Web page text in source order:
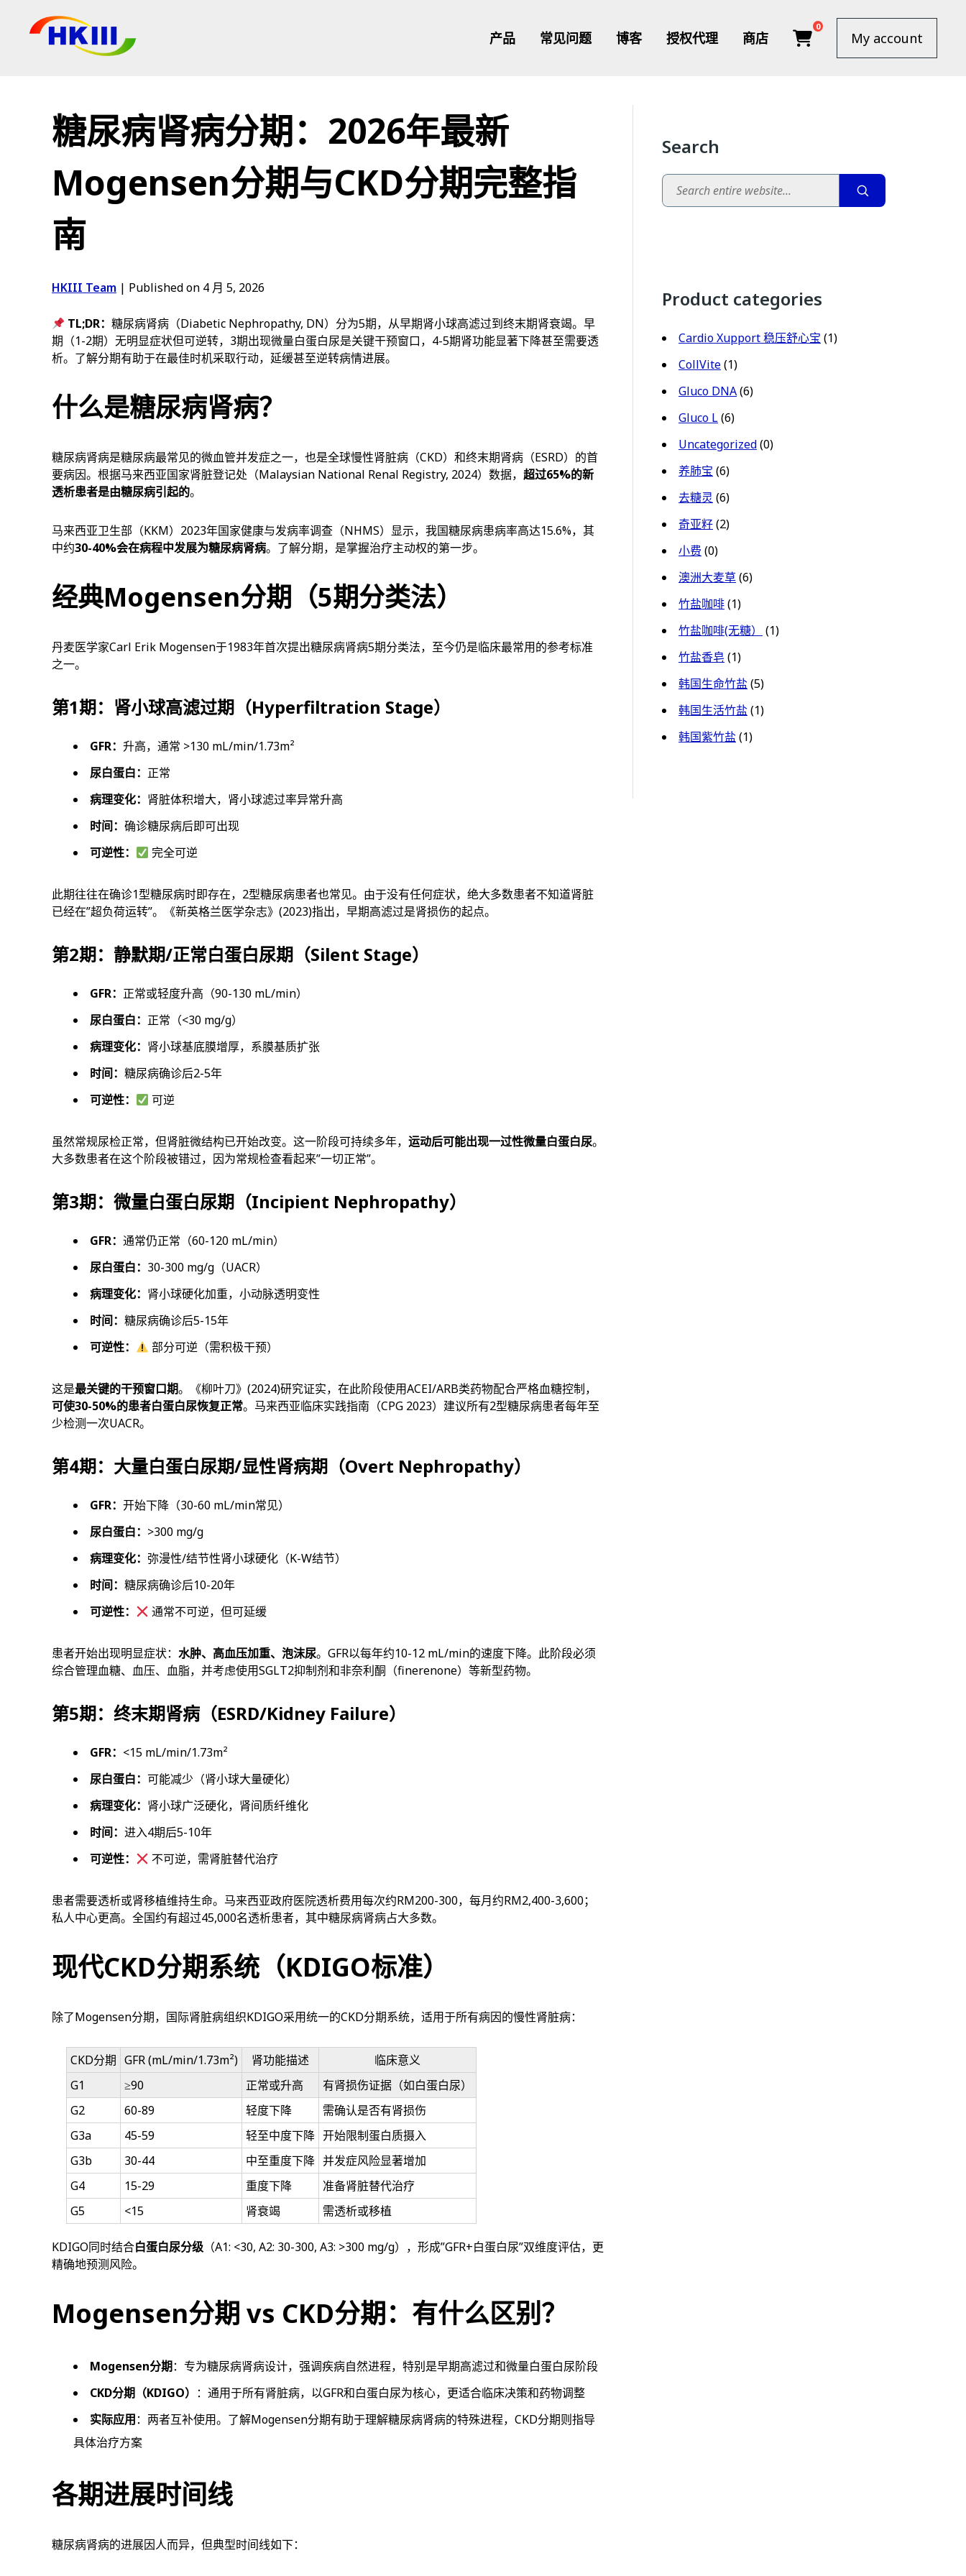
博客
商店
产品 常见问题 博客 授权代理 商店
0
My account
糖尿病肾病分期：2026年最新
Mogensen分期与CKD分期完整指
南
HKIII Team | Published on 4 月 5, 2026
TL;DR：糖尿病肾病（Diabetic Nephropathy, DN）分为5期，从早期肾小球高滤过到终末期肾衰竭。早
期（1-2期）无明显症状但可逆转，3期出现微量白蛋白尿是关键干预窗口，4-5期肾功能显著下降甚至需要透
析。了解分期有助于在最佳时机采取行动，延缓甚至逆转病情进展。
什么是糖尿病肾病？
糖尿病肾病是糖尿病最常见的微血管并发症之一，也是全球慢性肾脏病（CKD）和终末期肾病（ESRD）的首
要病因。根据马来西亚国家肾脏登记处（Malaysian National Renal Registry, 2024）数据， 超过65%的新
透析患者是由糖尿病引起的。
马来西亚卫生部（KKM）2023年国家健康与发病率调查（NHMS）显示，我国糖尿病患病率高达15.6%，其
中约30-40%会在病程中发展为糖尿病肾病。了解分期，是掌握治疗主动权的第一步。
经典Mogensen分期（5期分类法）
丹麦医学家Carl Erik Mogensen于1983年首次提出糖尿病肾病5期分类法，至今仍是临床最常用的参考标准
之一。
第1期：肾小球高滤过期（Hyperfiltration Stage）
GFR： 升高，通常 >130 mL/min/1.73m²
尿白蛋白： 正常
病理变化： 肾脏体积增大，肾小球滤过率异常升高
时间： 确诊糖尿病后即可出现
可逆性：
完全可逆
此期往往在确诊1型糖尿病时即存在，2型糖尿病患者也常见。由于没有任何症状，绝大多数患者不知道肾脏
已经在”超负荷运转”。《新英格兰医学杂志》(2023)指出，早期高滤过是肾损伤的起点。
第2期：静默期/正常白蛋白尿期（Silent Stage）
GFR： 正常或轻度升高（90-130 mL/min）
尿白蛋白： 正常（<30 mg/g）
病理变化： 肾小球基底膜增厚，系膜基质扩张
时间： 糖尿病确诊后2-5年
可逆性：
可逆
虽然常规尿检正常，但肾脏微结构已开始改变。这一阶段可持续多年， 运动后可能出现一过性微量白蛋白尿。
大多数患者在这个阶段被错过，因为常规检查看起来”一切正常”。
第3期：微量白蛋白尿期（Incipient Nephropathy）
GFR： 通常仍正常（60-120 mL/min）
尿白蛋白： 30-300 mg/g（UACR）
病理变化： 肾小球硬化加重，小动脉透明变性
时间： 糖尿病确诊后5-15年
可逆性：
部分可逆（需积极干预）
这是最关键的干预窗口期。《柳叶刀》(2024)研究证实，在此阶段使用ACEI/ARB类药物配合严格血糖控制，
可使30-50%的患者白蛋白尿恢复正常。马来西亚临床实践指南（CPG 2023）建议所有2型糖尿病患者每年至
少检测一次UACR。
第4期：大量白蛋白尿期/显性肾病期（Overt Nephropathy）
GFR： 开始下降（30-60 mL/min常见）
尿白蛋白： >300 mg/g
病理变化： 弥漫性/结节性肾小球硬化（K-W结节）
时间： 糖尿病确诊后10-20年
可逆性：
通常不可逆，但可延缓
患者开始出现明显症状： 水肿、高血压加重、泡沫尿。GFR以每年约10-12 mL/min的速度下降。此阶段必须
综合管理血糖、血压、血脂，并考虑使用SGLT2抑制剂和非奈利酮（finerenone）等新型药物。
第5期：终末期肾病（ESRD/Kidney Failure）
GFR： <15 mL/min/1.73m²
尿白蛋白： 可能减少（肾小球大量硬化）
病理变化： 肾小球广泛硬化，肾间质纤维化
时间： 进入4期后5-10年
可逆性：
不可逆，需肾脏替代治疗
患者需要透析或肾移植维持生命。马来西亚政府医院透析费用每次约RM200-300，每月约RM2,400-3,600；
私人中心更高。全国约有超过45,000名透析患者，其中糖尿病肾病占大多数。
现代CKD分期系统（KDIGO标准）
除了Mogensen分期，国际肾脏病组织KDIGO采用统一的CKD分期系统，适用于所有病因的慢性肾脏病：
CKD分期 GFR (mL/min/1.73m²) 肾功能描述
临床意义
G1
≥90 正常或升高
有肾损伤证据（如白蛋白尿）
G2
60-89 轻度下降
需确认是否有肾损伤
G3a
45-59 轻至中度下降 开始限制蛋白质摄入
G3b
30-44 中至重度下降 并发症风险显著增加
G4
15-29 重度下降
准备肾脏替代治疗
G5
<15 肾衰竭 需透析或移植
KDIGO同时结合白蛋白尿分级 （A1: <30, A2: 30-300, A3: >300 mg/g），形成”GFR+白蛋白尿”双维度评估，更
精确地预测风险。
Mogensen分期 vs CKD分期：有什么区别？
Mogensen分期：专为糖尿病肾病设计，强调疾病自然进程，特别是早期高滤过和微量白蛋白尿阶段
CKD分期（KDIGO） ：通用于所有肾脏病，以GFR和白蛋白尿为核心，更适合临床决策和药物调整
实际应用：两者互补使用。了解Mogensen分期有助于理解糖尿病肾病的特殊进程，CKD分期则指导
具体治疗方案
各期进展时间线
糖尿病肾病的进展因人而异，但典型时间线如下：
Search
Search
Product categories
Cardio Xupport 稳压舒心宝 (1)
CollVite(1)
Gluco DNA(6)
Gluco L(6)
Uncategorized(0)
养肺宝 (6)
去糖灵 (6)
奇亚籽(2)
小费 (0)
澳洲大麦草(6)
竹盐咖啡(1)
竹盐咖啡(无糖）
(1)
竹盐香皂 (1)
韩国生命竹盐 (5)
韩国生活竹盐 (1)
韩国紫竹盐 (1)